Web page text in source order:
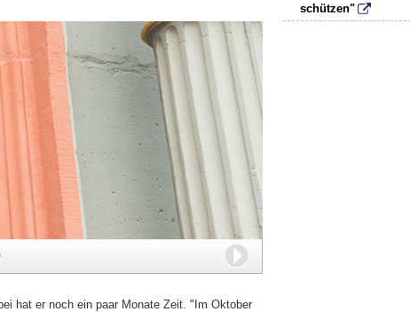
Weiter
hat er noch ein paar Monate Zeit. "Im Oktober
schützen"